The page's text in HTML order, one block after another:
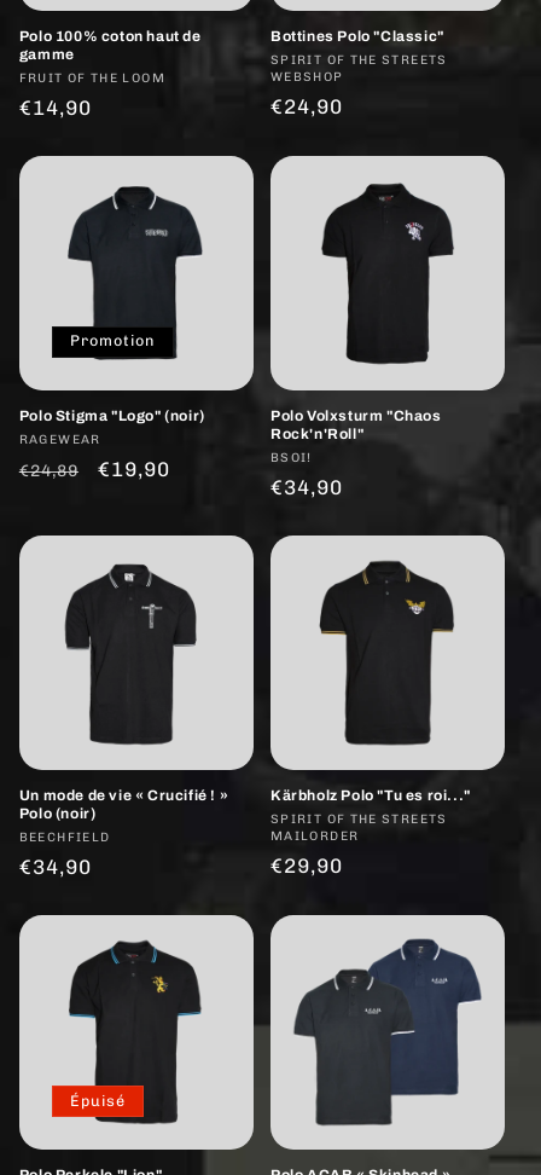
Polo 100% coton haut de
gamme
Fournisseur :
FRUIT OF THE LOOM
Prix
€14,90
Bottines Polo "Classic"
Fournisseur :
SPIRIT OF THE STREETS
WEBSHOP
Prix
€24,90
Promotion
Polo Stigma "Logo" (noir)
Fournisseur :
RAGEWEAR
Prix
€24,89
Prix
€19,90
Polo Volxsturm "Chaos
Rock'n'Roll"
Fournisseur :
BSOI!
Prix
€34,90
Un mode de vie « Crucifié ! »
Polo (noir)
Fournisseur :
BEECHFIELD
Prix
€34,90
Kärbholz Polo "Tu es roi..."
Fournisseur :
SPIRIT OF THE STREETS
MAILORDER
Prix
€29,90
Épuisé